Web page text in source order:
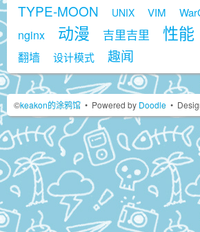
TYPE-MOON UNIX VIM
nginx 动漫 吉里吉里 性能
翻墙 设计模式 趣闻
©keakon的涂鸦馆 • Powered by Doodle •